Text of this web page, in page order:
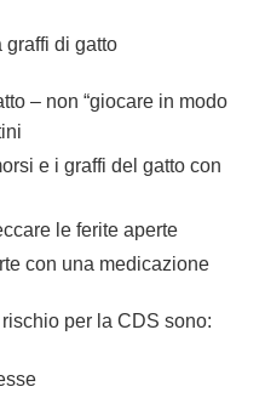
graffi di gatto
– non “giocare in modo
e i graffi del gatto con
le ferite aperte
con una medicazione
per la CDS sono: